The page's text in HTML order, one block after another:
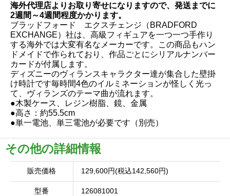
海外代理店よりお取り寄せになりますので、発送までに
2週間～4週間程度かかります。
ブラッドフォード エクスチェンジ（BRADFORD
EXCHANGE）社は、高級フィギュアを一つ一つ手作り
する海外では大変有名なメーカーです。この商品もハン
ドメイドで作られており、作品ごとにシリアルナンバー
カードが付属します。
ディズニーのヴィランスキャラクター達が集合した壁掛
け時計です毎時間4色のイルミネーションが怪しく光っ
て、ヴィランズのテーマ曲が流れます。
●木製ケース、レジン樹脂、鏡、金属
●高さ：約55.5cm
●単一電池、単三電池が必要です（別売）
その他の詳細情報
販売価格 129,600円(税込142,560円)
型番 126081001